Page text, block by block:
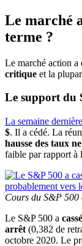
Le marché
terme ?
Le marché action a
critique et la
Le support du
La semaine dernière
$. Il a cédé. La
hausse des taux
faible par rapport à
Cours du S&P
Le S&P 500 a
arrêt (0,382 de
octobre 2020. Le